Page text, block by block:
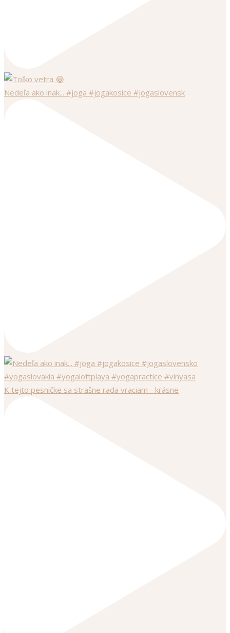
Nedeľa ako inak... #joga #jogakosice #jogaslovensk
K tejto pesničke sa strašne rada vraciam - krásne